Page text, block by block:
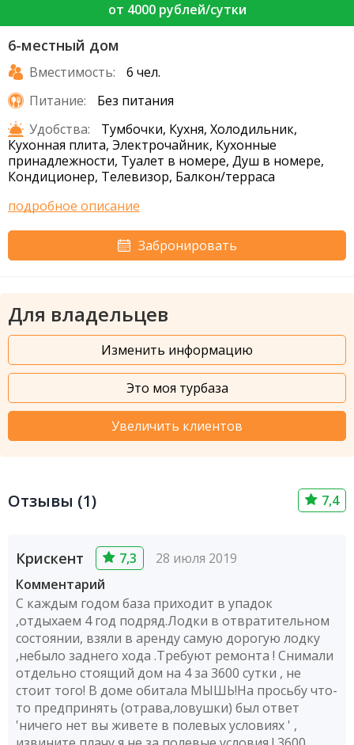
от 4000 рублей/сутки
6-местный дом
Вместимость:
6 чел.
Питание:
Без питания
Удобства:
Тумбочки, Кухня, Холодильник,
Кухонная плита, Электрочайник, Кухонные
принадлежности, Туалет в номере, Душ в номере,
Кондиционер, Телевизор, Балкон/терраса
подробное описание
Забронировать
Для владельцев
Изменить информацию
Это моя турбаза
Увеличить клиентов
Отзывы (1) 7,4
Крискент 7,3
28 июля 2019
Комментарий
С каждым годом база приходит в упадок
,отдыхаем 4 год подряд.Лодки в отвратительном
состоянии, взяли в аренду самую дорогую лодку
,небыло заднего хода .Требуют ремонта ! Снимали
отдельно стоящий дом на 4 за 3600 сутки , не
стоит того! В доме обитала МЫШЬ!На просьбу что-
то предпринять (отрава,ловушки) был ответ
'ничего нет вы живете в полевых условиях ' ,